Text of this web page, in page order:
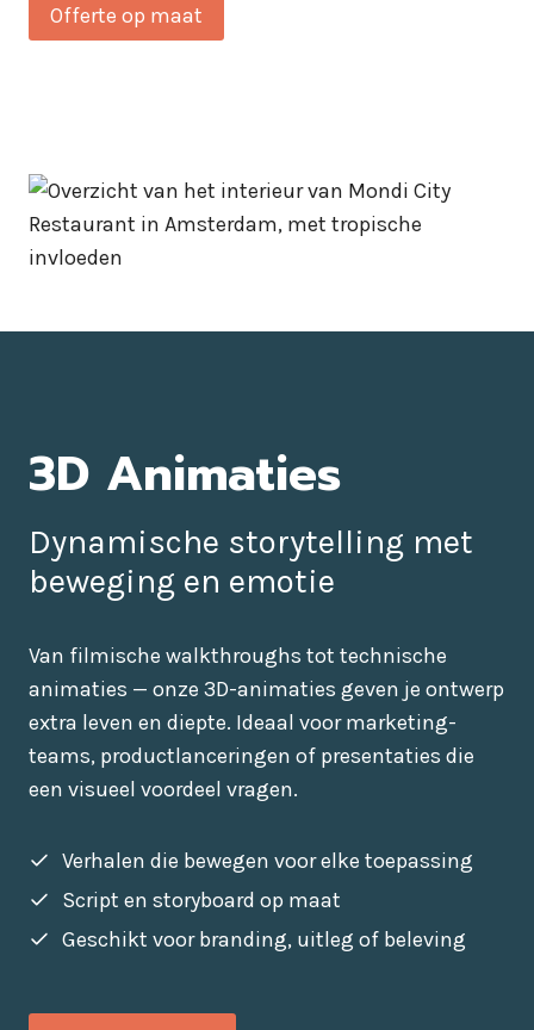
Offerte op maat
3D Animaties
Dynamische storytelling met
beweging en emotie
Van filmische walkthroughs tot technische
animaties — onze 3D-animaties geven je ontwerp
extra leven en diepte. Ideaal voor marketing­
teams, product­lanceringen of presentaties die
een visueel voordeel vragen.
Verhalen die bewegen voor elke toepassing
Script en storyboard op maat
Geschikt voor branding, uitleg of beleving